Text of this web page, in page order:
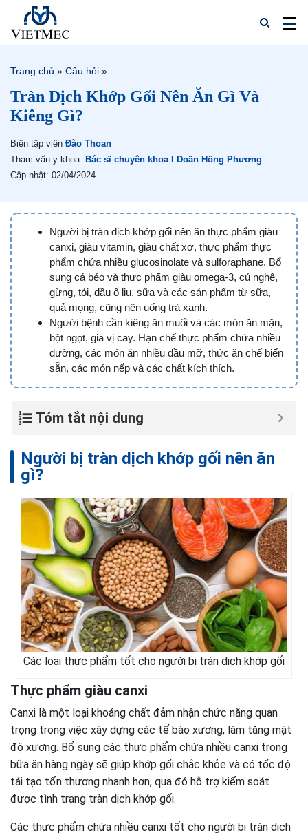
Trang chủ » Câu hỏi »
Tràn Dịch Khớp Gối Nên Ăn Gì Và
Kiêng Gì?
Biên tập viên Đào Thoan
Tham vấn y khoa: Bác sĩ chuyên khoa I Doãn Hồng Phương
Cập nhật: 02/04/2024
Người bị tràn dịch khớp gối nên ăn thực phẩm giàu
canxi, giàu vitamin, giàu chất xơ, thực phẩm thực
phẩm chứa nhiều glucosinolate và sulforaphane. Bổ
sung cá béo và thực phẩm giàu omega-3, củ nghệ,
gừng, tỏi, dầu ô liu, sữa và các sản phẩm từ sữa,
quả mọng, cũng nên uống trà xanh.
Người bệnh cần kiêng ăn muối và các món ăn mặn,
bột ngọt, gia vị cay. Hạn chế thực phẩm chứa nhiều
đường, các món ăn nhiều dầu mỡ, thức ăn chế biến
sẵn, các món nếp và các chất kích thích.
Tóm tắt nội dung
Người bị tràn dịch khớp gối nên ăn
gì?
Các loại thực phẩm tốt cho người bị tràn dịch khớp gối
Thực phẩm giàu canxi
Canxi là một loại khoáng chất đảm nhận chức năng quan
trọng trong việc xây dựng các tế bào xương, làm tăng mật
độ xương. Bổ sung các thực phẩm chứa nhiều canxi trong
bữa ăn hàng ngày sẽ giúp khớp gối chắc khỏe và có tốc độ
tái tạo tổn thương nhanh hơn, qua đó hỗ trợ kiểm soát
được tình trạng tràn dịch khớp gối.
Các thực phẩm chứa nhiều canxi tốt cho người bị tràn dịch